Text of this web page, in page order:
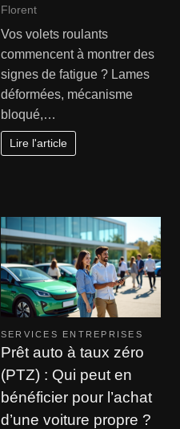
Florent
Vos volets roulants
commencent à montrer des
signes de fatigue ? Lames
déformées, mécanisme
bloqué,…
Lire l'article
SERVICES ENTREPRISES
Prêt auto à taux zéro
(PTZ) : Qui peut en
bénéficier pour l’achat
d’une voiture propre ?